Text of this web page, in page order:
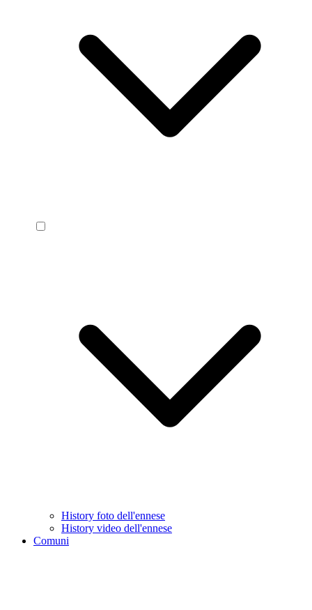
History foto dell'ennese
History video dell'ennese
Comuni